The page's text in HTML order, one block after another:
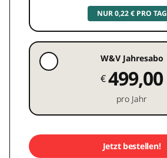
NUR 0,22 € PRO TAG
W&V Jahresabo
€499,00
pro Jahr
Jetzt bestellen!